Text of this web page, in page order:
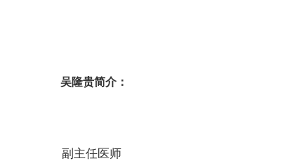
吴隆贵简介：
副主任医师